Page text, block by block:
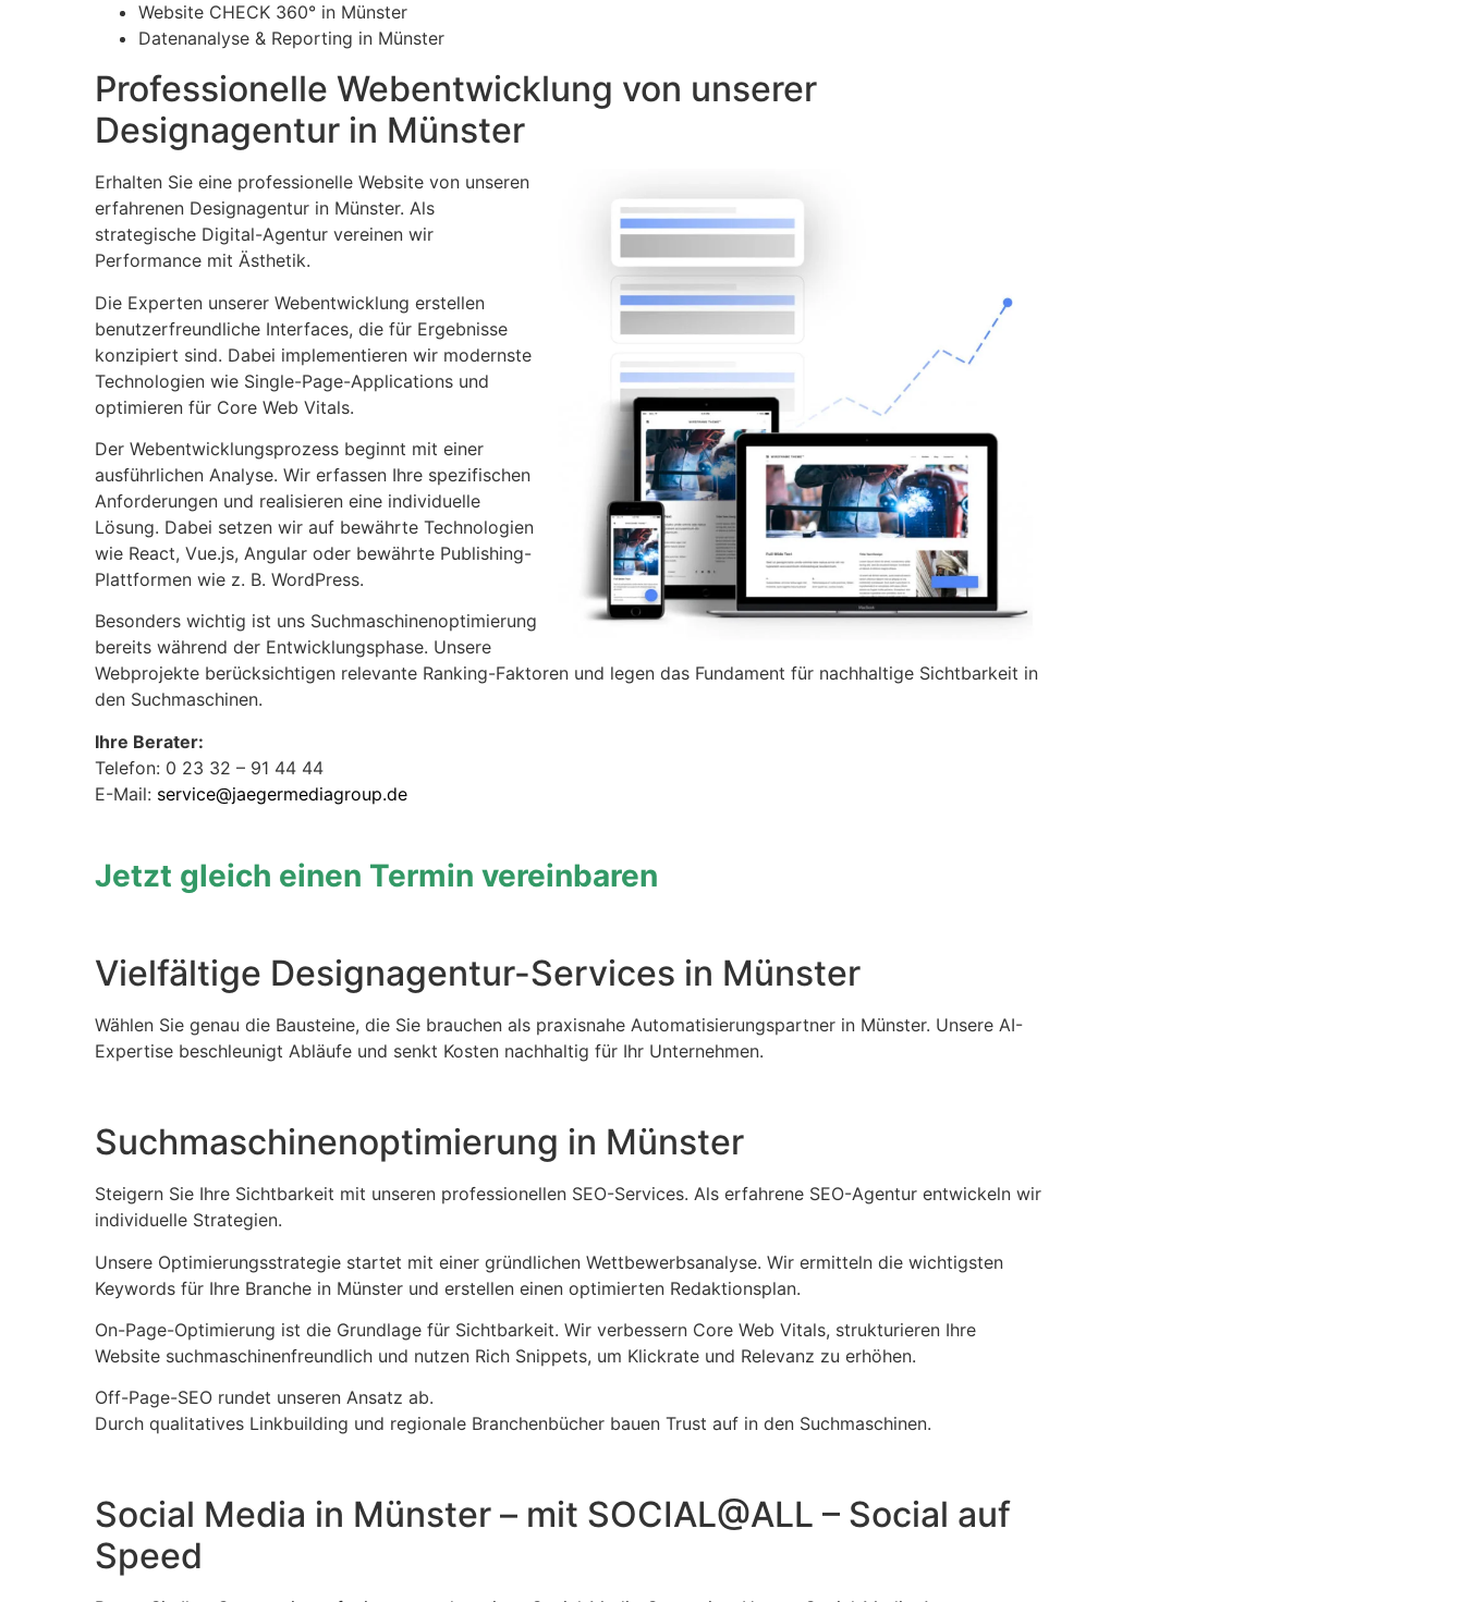
Website CHECK 360° in Münster
Datenanalyse & Reporting in Münster
Professionelle Webentwicklung von unserer
Designagentur in Münster
Erhalten Sie eine professionelle Website von unseren
erfahrenen Designagentur in Münster. Als
strategische Digital-Agentur vereinen wir
Performance mit Ästhetik.
Die Experten unserer Webentwicklung erstellen
benutzerfreundliche Interfaces, die für Ergebnisse
konzipiert sind. Dabei implementieren wir modernste
Technologien wie Single-Page-Applications und
optimieren für Core Web Vitals.
Der Webentwicklungsprozess beginnt mit einer
ausführlichen Analyse. Wir erfassen Ihre spezifischen
Anforderungen und realisieren eine individuelle
Lösung. Dabei setzen wir auf bewährte Technologien
wie React, Vue.js, Angular oder bewährte Publishing-
Plattformen wie z. B. WordPress.
Besonders wichtig ist uns Suchmaschinenoptimierung
bereits während der Entwicklungsphase. Unsere
Webprojekte berücksichtigen relevante Ranking-Faktoren und legen das Fundament für nachhaltige Sichtbarkeit in
den Suchmaschinen.
Ihre Berater:
Telefon: 0 23 32 – 91 44 44
E-Mail: service@jaegermediagroup.de
Jetzt gleich einen Termin vereinbaren
Vielfältige Designagentur-Services in Münster
Wählen Sie genau die Bausteine, die Sie brauchen als praxisnahe Automatisierungspartner in Münster. Unsere AI-
Expertise beschleunigt Abläufe und senkt Kosten nachhaltig für Ihr Unternehmen.
Suchmaschinenoptimierung in Münster
Steigern Sie Ihre Sichtbarkeit mit unseren professionellen SEO-Services. Als erfahrene SEO-Agentur entwickeln wir
individuelle Strategien.
Unsere Optimierungsstrategie startet mit einer gründlichen Wettbewerbsanalyse. Wir ermitteln die wichtigsten
Keywords für Ihre Branche in Münster und erstellen einen optimierten Redaktionsplan.
On-Page-Optimierung ist die Grundlage für Sichtbarkeit. Wir verbessern Core Web Vitals, strukturieren Ihre
Website suchmaschinenfreundlich und nutzen Rich Snippets, um Klickrate und Relevanz zu erhöhen.
Off-Page-SEO rundet unseren Ansatz ab.
Durch qualitatives Linkbuilding und regionale Branchenbücher bauen Trust auf in den Suchmaschinen.
Social Media in Münster – mit SOCIAL@ALL – Social auf
Speed